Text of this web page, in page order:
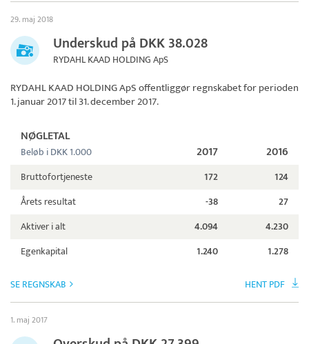
29. maj 2018
Underskud på DKK 38.028
RYDAHL KAAD HOLDING ApS
RYDAHL KAAD HOLDING ApSoffentliggør regnskabet for perioden
1. januar 2017 til 31. december 2017.
NØGLETAL
Beløb i DKK 1.000 2017 2016
Bruttofortjeneste 172
124
Årets resultat
-38
27
Aktiver i alt
4.094
4.230
Egenkapital
1.240 1.278
SE REGNSKAB HENT PDF
1. maj 2017